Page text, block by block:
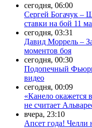
сегодня, 06:00
Сергей Богачук –
ставки на бой 11
сегодня, 03:31
Давид Моррель –
моментов боя
сегодня, 00:30
Подопечный
видео
сегодня, 00:09
«Канело окажется
не считает
вчера, 23:10
Апсет года! Челли